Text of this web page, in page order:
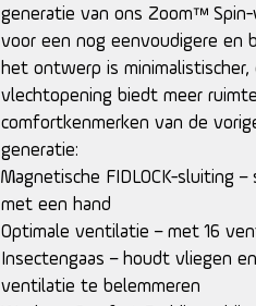
generatie van ons Zoom™
voor een nog eenvoudigere en
het ontwerp is
vlechtopening biedt meer
comfortkenmerken van de
generatie:
Magnetische FIDLOCK-sluiting
met een hand
Optimale ventilatie – met 16
Insectengaas – houdt vliegen
ventilatie te belemmeren